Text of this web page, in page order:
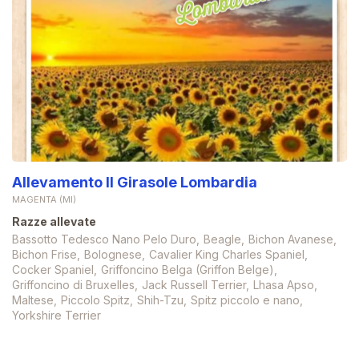
Allevamento Il Girasole Lombardia
MAGENTA (MI)
Razze allevate
Bassotto Tedesco Nano Pelo Duro Beagle Bichon Avanese
Bichon Frise Bolognese
Cavalier King Charles Spaniel
Cocker Spaniel
Griffoncino Belga (Griffon Belge)
Griffoncino di Bruxelles
Jack Russell Terrier Lhasa Apso
Maltese Piccolo Spitz Shih-Tzu Spitz piccolo e nano
Yorkshire Terrier